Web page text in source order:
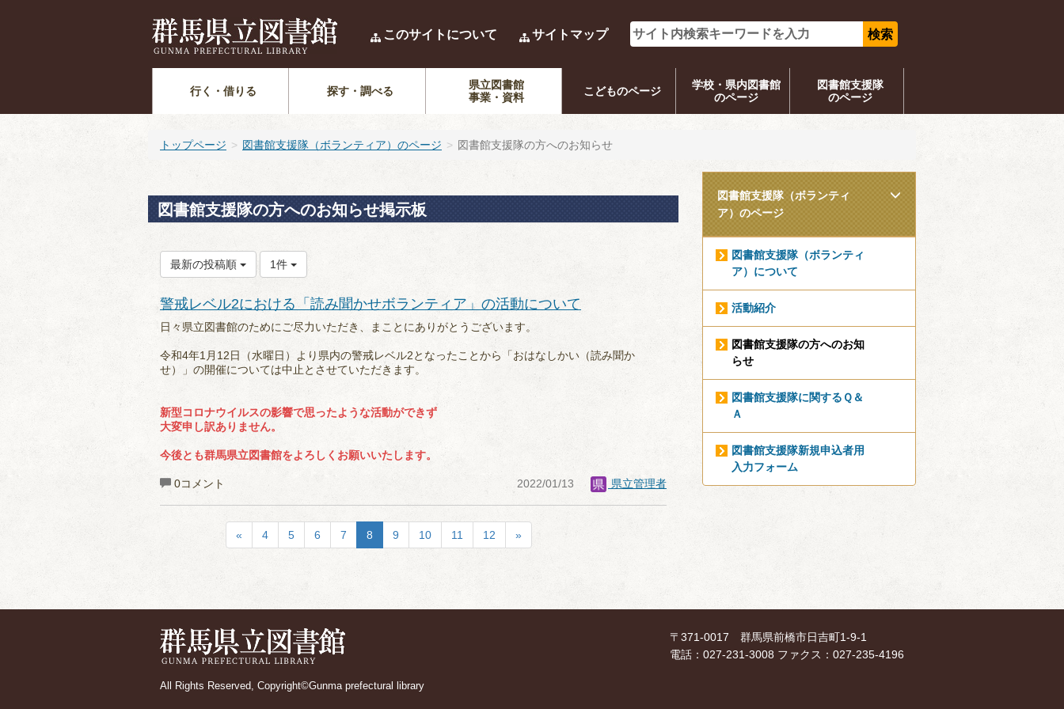
このサイトについて サイトマップ
行く・借りる 探す・調べる
県立図書館
事業・資料
こどものページ
学校・県内図書館
のページ
図書館支援隊
のページ
トップページ 図書館支援隊（ボランティア）のページ 図書館支援隊の方へのお知らせ
図書館支援隊の方へのお知らせ掲示板
最新の投稿順 1件
警戒レベル2における「読み聞かせボランティア」の活動について
日々県立図書館のためにご尽力いただき、まことにありがとうございます。
令和4年1月12日（水曜日）より県内の警戒レベル2となったことから「おはなしかい（読み聞か
せ）」の開催については中止とさせていただきます。
新型コロナウイルスの影響で思ったような活動ができず
大変申し訳ありません。
今後とも群馬県立図書館をよろしくお願いいたします。
0コメント 2022/01/13 県立管理者
« 4 5 6 7 8 9 10 11 12 »
図書館支援隊（ボランティ
ア）のページ
図書館支援隊（ボランティ
ア）について
活動紹介
図書館支援隊の方へのお知
らせ
図書館支援隊に関するＱ＆
Ａ
図書館支援隊新規申込者用
入力フォーム
〒371-0017 群馬県前橋市日吉町1-9-1
電話：027-231-3008 ファクス：027-235-4196
All Rights Reserved, Copyright©Gunma prefectural library